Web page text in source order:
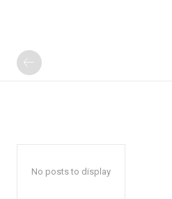
No posts to display